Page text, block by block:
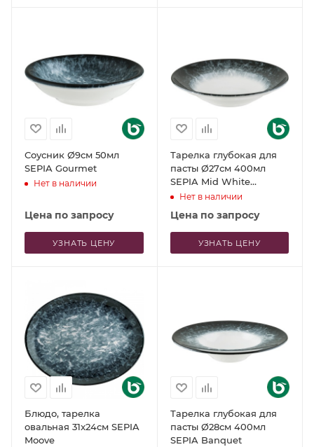
Соусник Ø9см 50мл
SEPIA Gourmet
Нет в наличии
Цена по запросу
УЗНАТЬ ЦЕНУ
Тарелка глубокая для
пасты Ø27см 400мл
SEPIA Mid White
Gourmet
Нет в наличии
Цена по запросу
УЗНАТЬ ЦЕНУ
Блюдо, тарелка
овальная 31x24см SEPIA
Moove
Тарелка глубокая для
пасты Ø28см 400мл
SEPIA Banquet